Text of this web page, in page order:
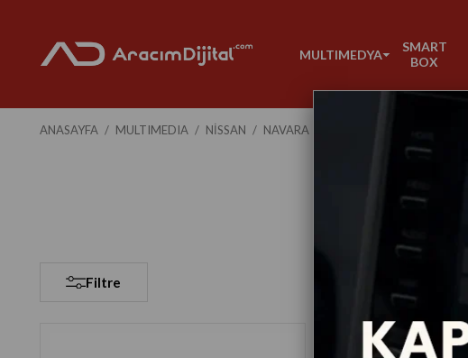
MULTIMEDYA
SMART
BOX
ANASAYFA MULTIMEDIA NISSAN NAVARA
Filtre